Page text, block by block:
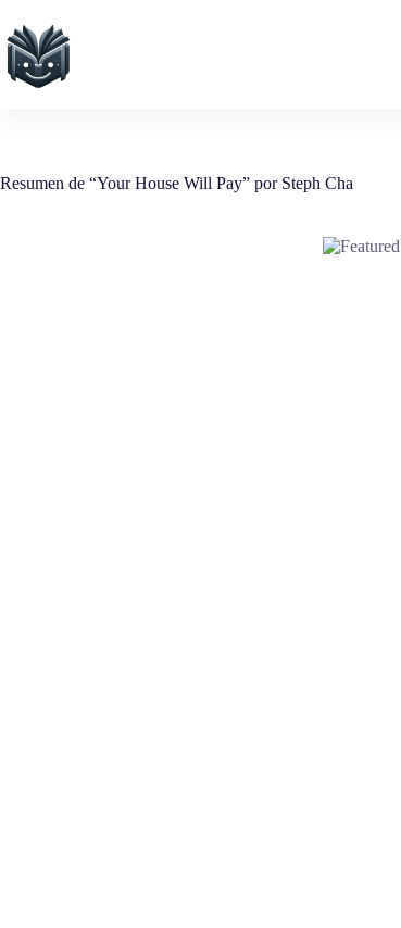
contenido
Resumen de “Your House Will Pay” por Steph Cha